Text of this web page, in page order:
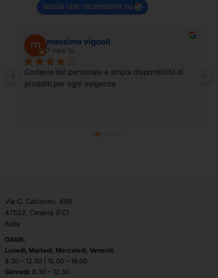
lascia una recensione su
massimo vignoli
7 mesi fa
Cortesia del personale e ampia disponibilità di
prodotti per ogni esigenza
Via C. Cattaneo, 498
47522, Cesena (FC)
Italia
ORARI:
Lunedì, Martedì, Mercoledì, Venerdì:
8.30 – 12.30 | 15.00 – 19.00
Giovedì: 8.30 – 12.30